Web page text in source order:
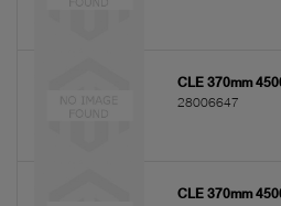
CLE 370mm
28006647
CLE 370mm